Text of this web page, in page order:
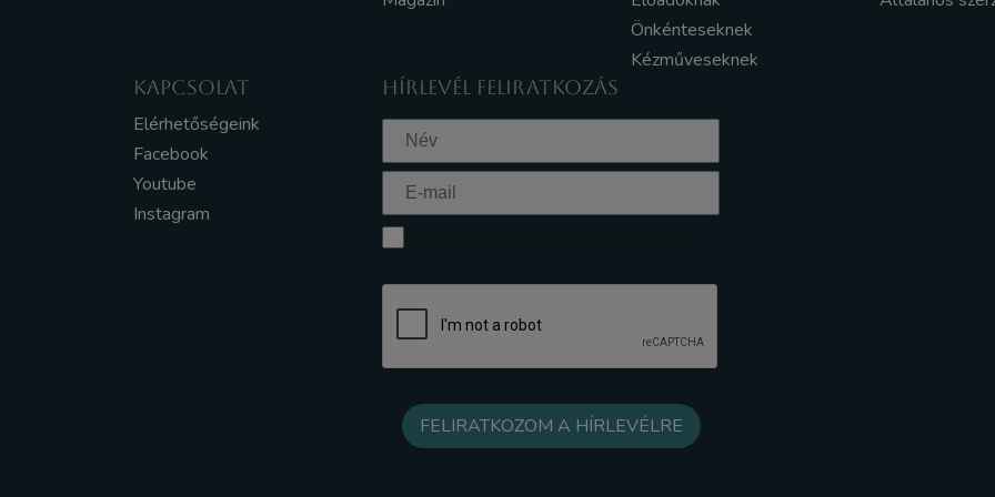
Önkénteseknek
Kézműveseknek
KAPCSOLAT
Elérhetőségeink
Facebook
Youtube
Instagram
HÍRLEVÉL FELIRATKOZÁS